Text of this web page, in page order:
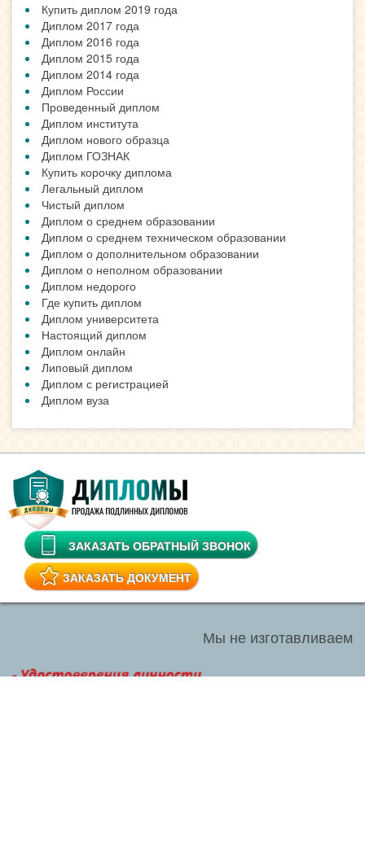
Купить диплом 2019 года
Диплом 2017 года
Диплом 2016 года
Диплом 2015 года
Диплом 2014 года
Диплом России
Проведенный диплом
Диплом института
Диплом нового образца
Диплом ГОЗНАК
Купить корочку диплома
Легальный диплом
Чистый диплом
Диплом о среднем образовании
Диплом о среднем техническом образовании
Диплом о дополнительном образовании
Диплом о неполном образовании
Диплом недорого
Где купить диплом
Диплом университета
Настоящий диплом
Диплом онлайн
Липовый диплом
Диплом с регистрацией
Диплом вуза
ЗАКАЗАТЬ ОБРАТНЫЙ ЗВОНОК
ЗАКАЗАТЬ ДОКУМЕНТ
Мы не изготавливаем